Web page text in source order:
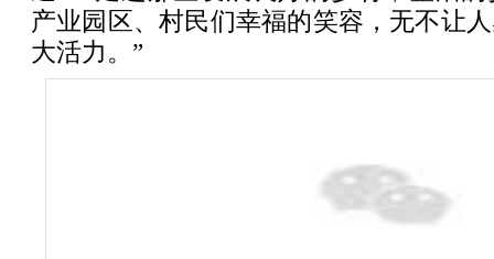
产业园区、村民们幸福的笑容，无不让
大活力。”